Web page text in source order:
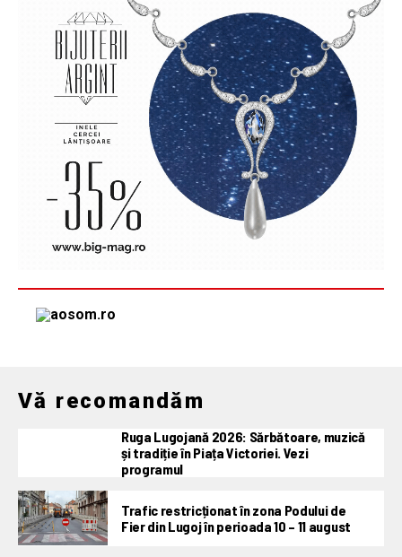
Vă recomandăm
Ruga Lugojană 2026: Sărbătoare, muzică
și tradiție în Piața Victoriei. Vezi
programul
Trafic restricționat în zona Podului de
Fier din Lugoj în perioada 10 – 11 august